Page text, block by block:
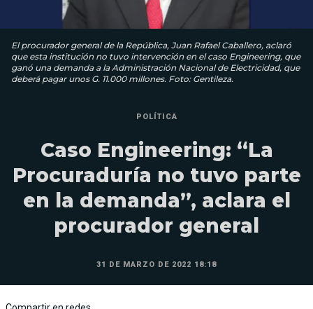
El procurador general de la República, Juan Rafael Caballero, aclaró
que esta institución no tuvo intervención en el caso Engineering, que
ganó una demanda a la Administración Nacional de Electricidad, que
deberá pagar unos G. 11.000 millones. Foto: Gentileza.
POLÍTICA
Caso Engineering: “La
Procuraduría no tuvo parte
en la demanda”, aclara el
procurador general
31 DE MARZO DE 2022 18:18